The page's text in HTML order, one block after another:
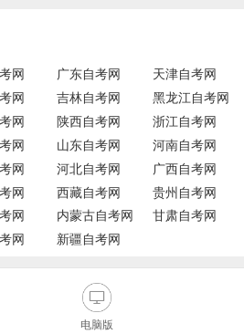
网 广东自考网
天津自考网
网 吉林自考网
黑龙江自考网
网 陕西自考网
浙江自考网
网 山东自考网
河南自考网
网 河北自考网
广西自考网
网 西藏自考网
贵州自考网
网 内蒙古自考网
甘肃自考网
网 新疆自考网
电脑版